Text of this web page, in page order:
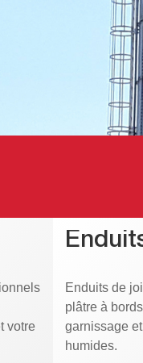
votre
Enduits de
plâtre à
garnissage
humides.